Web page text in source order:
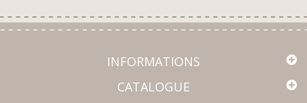
INFORMATIONS
CATALOGUE